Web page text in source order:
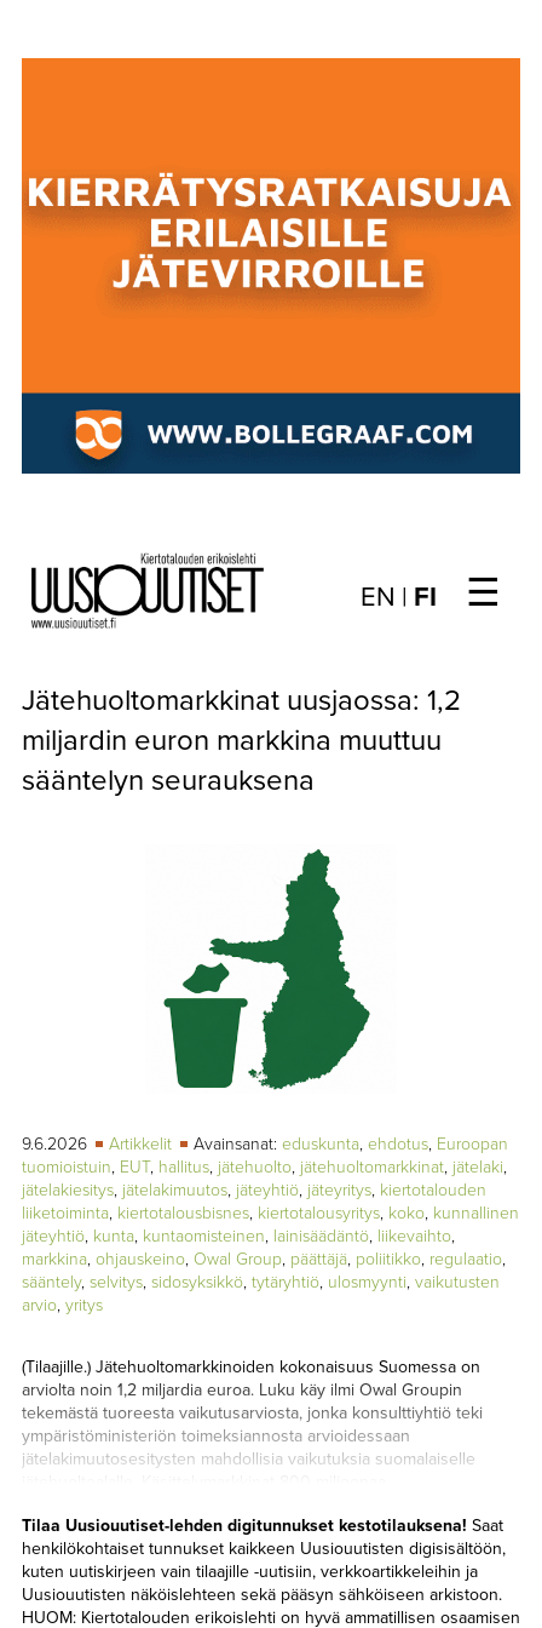
Choose
kieli:
EN | FI ☰
ARTIKKELIT
KIRJAUTUMINEN
YHTEYSTIEDOT
Jätehuoltomarkkinat uusjaossa: 1,2
miljardin euron markkina muuttuu
sääntelyn seurauksena
9.6.2026 Artikkelit Avainsanat: eduskunta, ehdotus, Euroopan
tuomioistuin, EUT, hallitus, jätehuolto, jätehuoltomarkkinat, jätelaki,
jätelakiesitys, jätelakimuutos, jäteyhtiö, jäteyritys, kiertotalouden
liiketoiminta, kiertotalousbisnes, kiertotalousyritys, koko, kunnallinen
jäteyhtiö, kunta, kuntaomisteinen, lainisäädäntö, liikevaihto,
markkina, ohjauskeino, Owal Group, päättäjä, poliitikko, regulaatio,
sääntely, selvitys, sidosyksikkö, tytäryhtiö, ulosmyynti, vaikutusten
arvio, yritys
(Tilaajille.) Jätehuoltomarkkinoiden kokonaisuus Suomessa on
arviolta noin 1,2 miljardia euroa. Luku käy ilmi Owal Groupin
tekemästä tuoreesta vaikutusarviosta, jonka konsulttiyhtiö teki
ympäristöministeriön toimeksiannosta arvioidessaan
jätelakimuutosesitysten mahdollisia vaikutuksia suomalaiselle
summaa, että Suomessa jätteen kuljetusmarkkinan koko on alle
400 miljoonaa euroa. Jätteen kuljetusmarkkinoilla toimii alle
kaksisataa kuljetusyritystä. Suurin osa yrityksistä on paikallisesti
toimivia mikro- tai pienyrityksiä, mutta joukossa on muutamia isoja,
valtakunnallisia toimijoita. Osa tarjoaa kuljetuksen lisäksi myös
Tilaa Uusiouutiset-lehden digitunnukset kestotilauksena! Saat
henkilökohtaiset tunnukset kaikkeen Uusiouutisten digisisältöön,
kuten uutiskirjeen vain tilaajille -uutisiin, verkkoartikkeleihin ja
Uusiouutisten näköislehteen sekä pääsyn sähköiseen arkistoon.
HUOM: Kiertotalouden erikoislehti on hyvä ammatillisen osaamisen